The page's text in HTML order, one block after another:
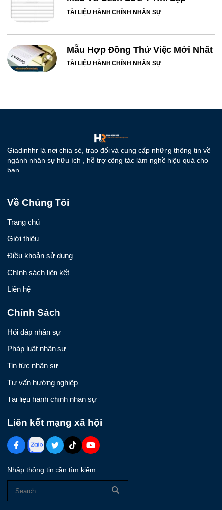
TÀI LIỆU HÀNH CHÍNH NHÂN SỰ
Mẫu Hợp Đồng Thử Việc Mới Nhất
TÀI LIỆU HÀNH CHÍNH NHÂN SỰ
Giadinhhr là nơi chia sẻ, trao đổi và cung cấp những thông tin về
ngành nhân sự hữu ích , hỗ trợ công tác làm nghề hiệu quả cho
bạn
Về Chúng Tôi
Trang chủ
Giới thiệu
Điều khoản sử dụng
Chính sách liên kết
Liên hệ
Chính Sách
Hỏi đáp nhân sự
Pháp luật nhân sự
Tin tức nhân sự
Tư vấn hướng nghiệp
Tài liệu hành chính nhân sự
Liên kết mạng xã hội
Nhập thông tin cần tìm kiếm